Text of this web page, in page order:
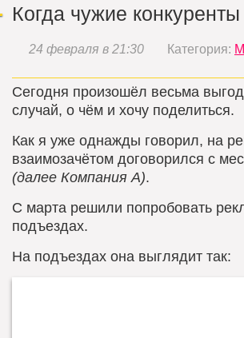
Когда чужие
24 февраля в 21:30 Категория:
Сегодня произошёл весьма
случай, о чём и хочу поделиться.
Как я уже однажды говорил, на
взаимозачётом договорился с
(далее Компания А).
С марта решили попробовать
подъездах.
На подъездах она выглядит так: